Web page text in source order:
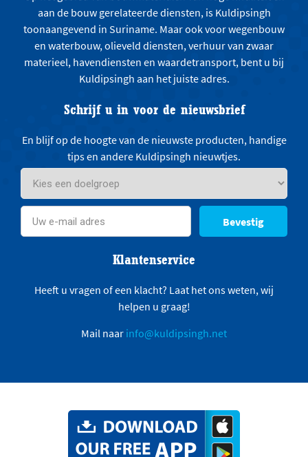
aan de bouw gerelateerde diensten, is Kuldipsingh
toonaangevend in Suriname. Maar ook voor wegenbouw
en waterbouw, olieveld diensten, verhuur van zwaar
materieel, havendiensten en waardetransport, bent u bij
Kuldipsingh aan het juiste adres.
Schrijf u in voor de nieuwsbrief
En blijf op de hoogte van de nieuwste producten, handige
tips en andere Kuldipsingh nieuwtjes.
Bevestig
Klantenservice
Heeft u vragen of een klacht? Laat het ons weten, wij
helpen u graag!
Mail naar info@kuldipsingh.net